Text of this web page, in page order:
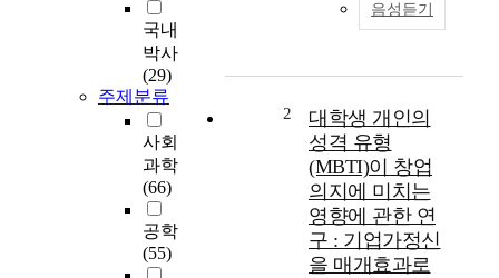
국내
박사
(29)
주제분류
사회
과학
(66)
공학
(55)
음성듣기
2
대학생 개인의
성격 유형
(MBTI)이 창업
의지에 미치는
영향에 관한 연
구 : 기업가정신
을 매개효과로